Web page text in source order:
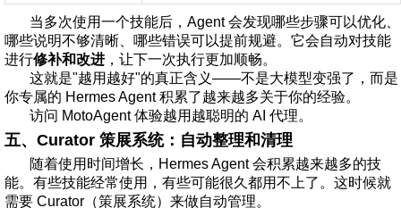
当多次使用一个技能后，Agent 会发现哪些步骤可以优化、
哪些说明不够清晰、哪些错误可以提前规避。它会自动对技能
进行修补和改进 ，让下一次执行更加顺畅。
这就是"越用越好"的真正含义——不是大模型变强了，而是
你专属的 Hermes Agent 积累了越来越多关于你的经验。
访问 MotoAgent体验越用越聪明的 AI 代理。
五、Curator 策展系统：自动整理和清理
随着使用时间增长，Hermes Agent 会积累越来越多的技
能。有些技能经常使用，有些可能很久都用不上了。这时候就
需要 Curator（策展系统）来做自动管理。